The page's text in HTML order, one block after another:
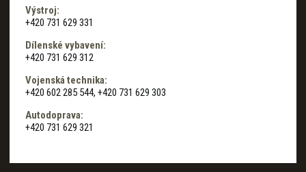
Výstroj:
+420 731 629 331
Dílenské vybavení:
+420 731 629 312
Vojenská technika:
+420 602 285 544, +420 731 629 303
Autodoprava:
+420 731 629 321